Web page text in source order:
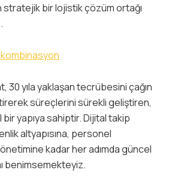
bir lojistik çözüm ortağı
30 yıla yaklaşan tecrübesini çağın
süreçlerini sürekli geliştiren,
yapıya sahiptir. Dijital takip
altyapısına, personel
kadar her adımda güncel
benimsemekteyiz.